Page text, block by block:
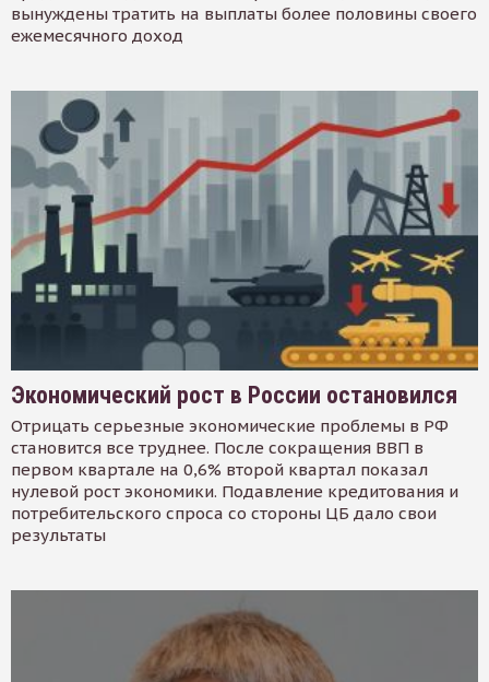
вынуждены тратить на выплаты более половины своего
ежемесячного доход
Экономический рост в России остановился
Отрицать серьезные экономические проблемы в РФ
становится все труднее. После сокращения ВВП в
первом квартале на 0,6% второй квартал показал
нулевой рост экономики. Подавление кредитования и
потребительского спроса со стороны ЦБ дало свои
результаты